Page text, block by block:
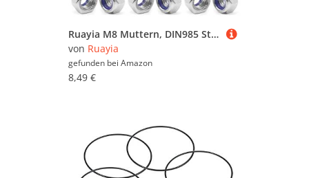
Ruayia M8 Muttern, DIN985 Standard A2 V2A Sechskantmuttern, 40 Stück M8 Muttern Edelstahl mit 40 Stück Unterlegscheiben, Edelstahlmuttern Selbstsichernde Muttern Sicherungsmuttern Stoppmutter
von Ruayia
gefunden bei Amazon
8,49 €